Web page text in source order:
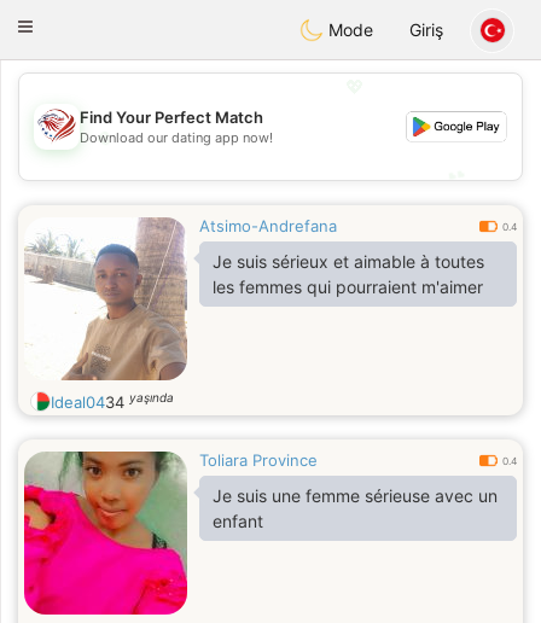
Dating
Toggle
Mode Giriş
💖
💕
Find Your Perfect Match
Download our dating app now!
Atsimo-Andrefana 0.4
Je suis sérieux et aimable à toutes
les femmes qui pourraient m'aimer
Ideal0434 yaşında
Toliara Province 0.4
Je suis une femme sérieuse avec un
enfant